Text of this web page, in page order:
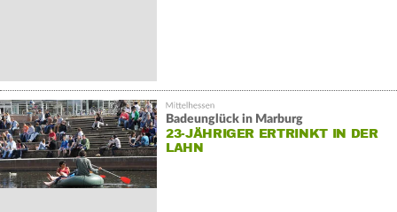
Badeunglück in Marburg
23-JÄHRIGER ERTRINKT IN DER
LAHN